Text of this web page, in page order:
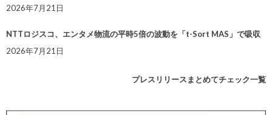
2026年7月21日
NTTロジスコ、エンタメ物流の平時5倍の波動を「t-Sort MAS」で吸収
2026年7月21日
プレスリリースまとめてチェック一覧